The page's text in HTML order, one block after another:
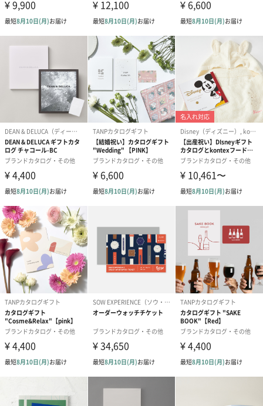
大切な人に贈るギフトだから、本当に大切にしてもらえるものを
贈りたい。
そんなあなたにピッタリなギフトです。
選ぶ楽しさをギフトに。
そして大切な人が喜ぶギフトを贈りましょう。
商品詳細情報
掲載点数
約1,350点（グルメ 約230点）
ページ数
402ページ（グルメ 104ページ）
備考
カタログからお選びいただきました品物の送料は費用
に含まれております。
商品オプション情報
お届けボックスオプション
配送用のダンボールを装飾いたします。お相手のご住所に直接お
送りする際に人気のオプションです。お相手に直接手渡しする場
合は、紙袋との併用もおすすめです。